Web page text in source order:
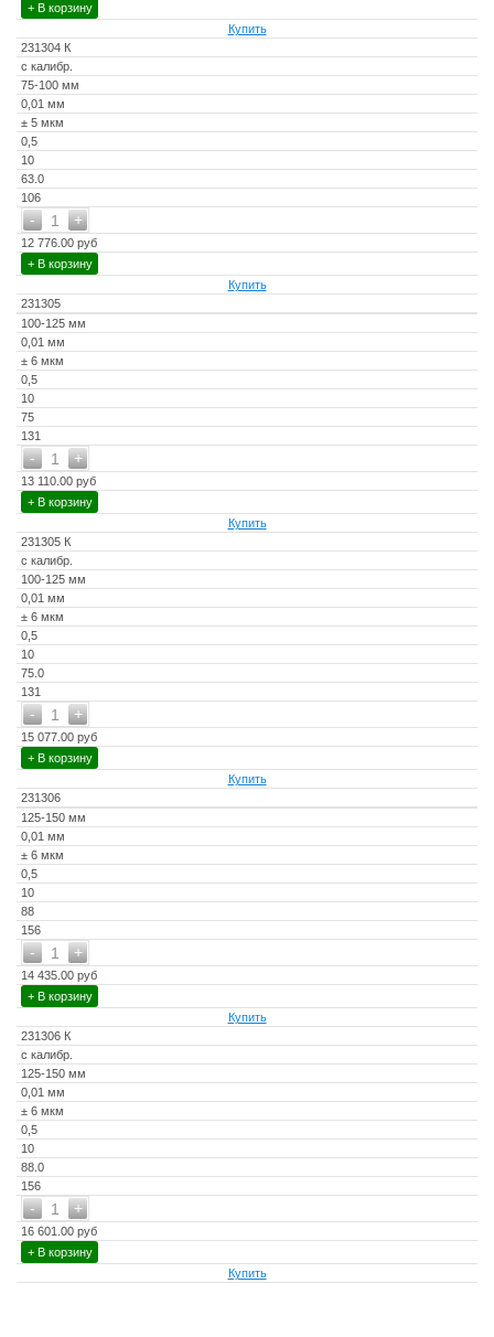
+ В корзину
Купить
231304 К
с калибр.
75-100 мм
0,01 мм
± 5 мкм
0,5
10
63.0
106
+
- 1
12 776.00 руб
+ В корзину
Купить
231305
100-125 мм
0,01 мм
± 6 мкм
0,5
10
75
131
+
- 1
13 110.00 руб
+ В корзину
Купить
231305 К
с калибр.
100-125 мм
0,01 мм
± 6 мкм
0,5
10
75.0
131
+
- 1
15 077.00 руб
+ В корзину
Купить
231306
125-150 мм
0,01 мм
± 6 мкм
0,5
10
88
156
+
- 1
14 435.00 руб
+ В корзину
Купить
231306 К
с калибр.
125-150 мм
0,01 мм
± 6 мкм
0,5
10
88.0
156
+
- 1
16 601.00 руб
+ В корзину
Купить